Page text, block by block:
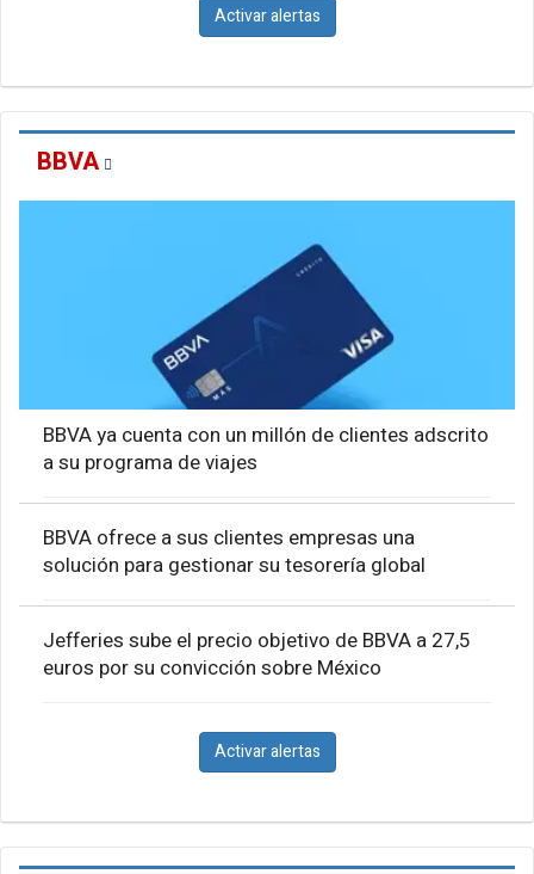
Activar alertas
BBVA
BBVA ya cuenta con un millón de clientes adscrito
a su programa de viajes
BBVA ofrece a sus clientes empresas una
solución para gestionar su tesorería global
Jefferies sube el precio objetivo de BBVA a 27,5
euros por su convicción sobre México
Activar alertas